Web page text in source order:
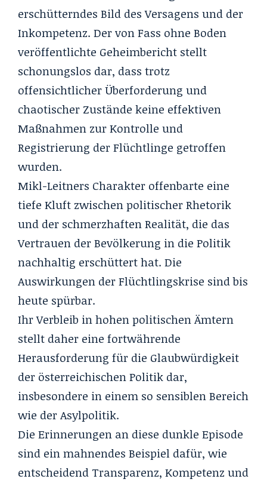
erschütterndes Bild des Versagens und der
Inkompetenz. Der vonFass ohne Boden
veröffentlichte Geheimbericht stellt
schonungslos dar, dass trotz
offensichtlicher Überforderung und
chaotischer Zustände keine effektiven
Maßnahmen zur Kontrolle und
Registrierung der Flüchtlinge getroffen
wurden.
Mikl-Leitners Charakter offenbarte eine
tiefe Kluft zwischen politischer Rhetorik
und der schmerzhaften Realität, die das
Vertrauen der Bevölkerung in die Politik
nachhaltig erschüttert hat. Die
Auswirkungen der Flüchtlingskrise sind bis
heute spürbar.
Ihr Verbleib in hohen politischen Ämtern
stellt daher eine fortwährende
Herausforderung für die Glaubwürdigkeit
der österreichischen Politik dar,
insbesondere in einem so sensiblen Bereich
wie der Asylpolitik.
Die Erinnerungen an diese dunkle Episode
sind ein mahnendes Beispiel dafür, wie
entscheidend Transparenz, Kompetenz und